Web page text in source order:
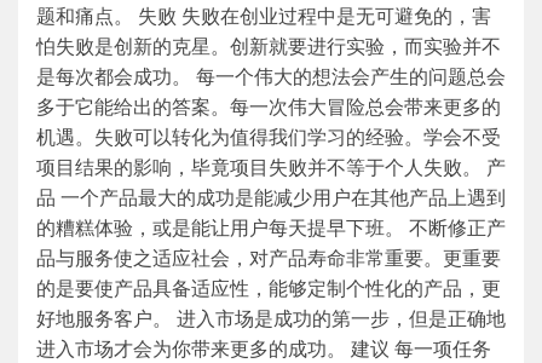
题和痛点。 失败 失败在创业过程中是无可避免的，害
怕失败是创新的克星。创新就要进行实验，而实验并不
是每次都会成功。 每一个伟大的想法会产生的问题总会
多于它能给出的答案。每一次伟大冒险总会带来更多的
机遇。失败可以转化为值得我们学习的经验。学会不受
项目结果的影响，毕竟项目失败并不等于个人失败。 产
品 一个产品最大的成功是能减少用户在其他产品上遇到
的糟糕体验，或是能让用户每天提早下班。 不断修正产
品与服务使之适应社会，对产品寿命非常重要。更重要
的是要使产品具备适应性，能够定制个性化的产品，更
好地服务客户。 进入市场是成功的第一步，但是正确地
进入市场才会为你带来更多的成功。 建议 每一项任务